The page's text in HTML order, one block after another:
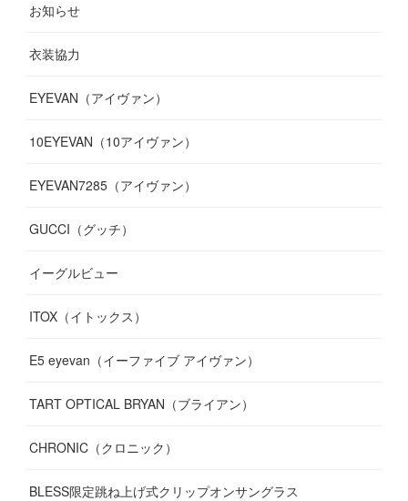
(14
(8
(9
(14
(19
(12)
(10)
(12
(10
(17)
(11)
(10)
(9
(7
(7
(10)
(11)
12)
(3
( 7
(13)
(11)
(13)
7)
(12)
(
( 5
(8)
(12)
11)
(13)
(13)
(10 )
(10)
13)
(16)
(14)
(17)
お知らせ
衣装協力
EYEVAN（アイヴァン）
10EYEVAN（10アイヴァン）
EYEVAN7285（アイヴァン）
GUCCI（グッチ）
イーグルビュー
ITOX（イトックス）
E5 eyevan（イーファイブ アイヴァン）
TART OPTICAL BRYAN（ブライアン）
CHRONIC（クロニック）
BLESS限定跳ね上げ式クリップオンサングラス